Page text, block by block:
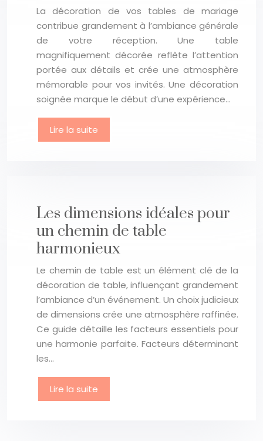
La décoration de vos tables de mariage
contribue grandement à l’ambiance générale
de votre réception. Une table
magnifiquement décorée reflète l’attention
portée aux détails et crée une atmosphère
mémorable pour vos invités. Une décoration
soignée marque le début d’une expérience…
Lire la suite
Les dimensions idéales pour
un chemin de table
harmonieux
Le chemin de table est un élément clé de la
décoration de table, influençant grandement
l’ambiance d’un événement. Un choix judicieux
de dimensions crée une atmosphère raffinée.
Ce guide détaille les facteurs essentiels pour
une harmonie parfaite. Facteurs déterminant
les…
Lire la suite